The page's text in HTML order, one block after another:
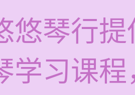
悠琴行
学习课